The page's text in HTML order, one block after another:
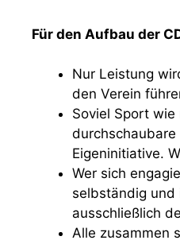
Für den Aufbau der
Nur Leistung
den Verein
Soviel Sport wie
Eigeninitiative.
Wer sich
selbständig und
ausschließlich
Alle zusammen